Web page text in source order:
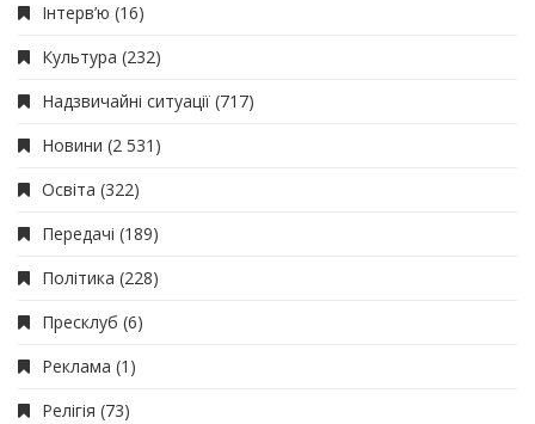
Інтерв’ю (16)
Культура (232)
Надзвичайні ситуації (717)
Новини (2 531)
Освіта (322)
Передачі (189)
Політика (228)
Пресклуб (6)
Реклама (1)
Релігія (73)